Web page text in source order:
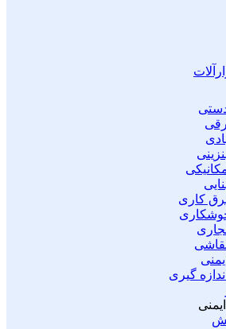
دستی
مکانیکی
برق کاری
نجاری
نقاشی
اندازه گیری